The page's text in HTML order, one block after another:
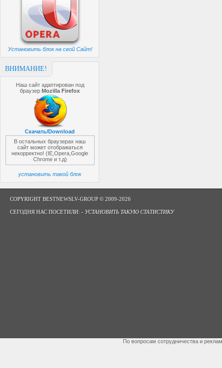
Установить блок на свой Сайт!
ВНИМАНИЕ!
Наш сайт адаптирован под
браузерMozilla Firefox
Скачать/Download
В остальных браузерах наш
сайт может отображаться
некорректно! (IE,Opera,Google
Chrome и т.д)
установить такой блок
COPYRIGHT BESTNEWSLV-GROUP © 2009-2026
СЕГОДНЯ НАС ПОСЕТИЛИ: - УСТАНОВИТЬ ТАКУЮ СТАТИСТИКУ
По вопросам сотрудничества и